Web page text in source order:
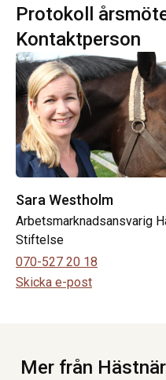
Protokoll
Kontaktperson
Sara Westholm
Arbetsmarknadsansvarig
Stiftelse
070-527 20 18
Skicka e-post
Mer från